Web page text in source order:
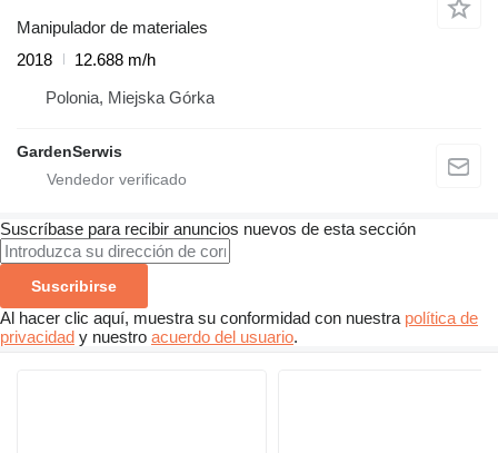
Manipulador de materiales
2018
12.688 m/h
Polonia, Miejska Górka
GardenSerwis
Suscríbase para recibir anuncios nuevos de esta sección
Suscribirse
Al hacer clic aquí, muestra su conformidad con nuestra política de
privacidad y nuestro acuerdo del usuario.